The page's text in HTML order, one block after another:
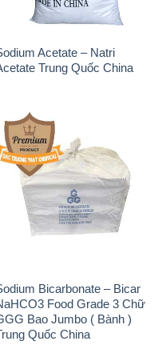
Acetate – Natri
Trung Quốc China
Bicarbonate – Bicar
Food Grade 3 Chữ
Bao Jumbo ( Bành )
Quốc China